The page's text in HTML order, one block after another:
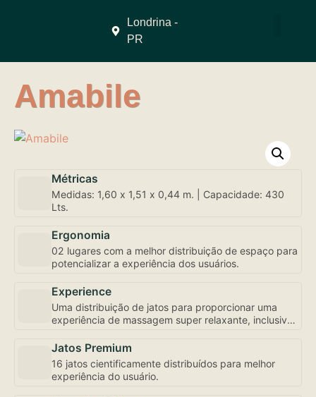
Londrina -
PR
Amabile
Métricas
Medidas: 1,60 x 1,51 x 0,44 m. | Capacidade: 430
Lts.
Ergonomia
02 lugares com a melhor distribuição de espaço para
potencializar a experiência dos usuários.
Experience
Uma distribuição de jatos para proporcionar uma
experiência de massagem super relaxante, inclusive
bem como a mais robusta motobomba do mercado –
uma exclusividade Amazon Spa focada em seu bem-
estar.
Jatos Premium
16 jatos cientificamente distribuídos para melhor
experiência do usuário.